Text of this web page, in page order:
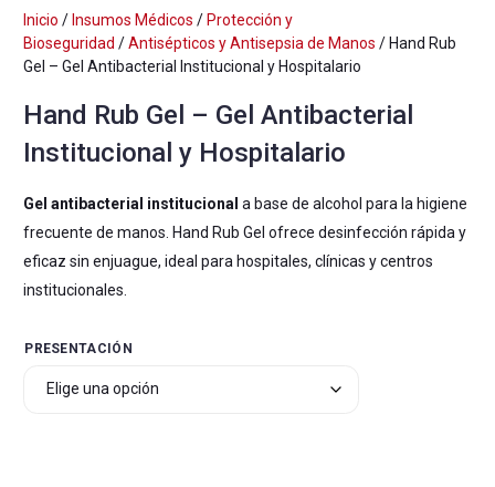
Inicio / Insumos Médicos / Protección y
Bioseguridad /Antisépticos y Antisepsia de Manos / Hand Rub
Gel – Gel Antibacterial Institucional y Hospitalario
Hand Rub Gel – Gel Antibacterial
Institucional y Hospitalario
Gel antibacterial institucional a base de alcohol para la higiene
frecuente de manos. Hand Rub Gel ofrece desinfección rápida y
eficaz sin enjuague, ideal para hospitales, clínicas y centros
institucionales.
PRESENTACIÓN